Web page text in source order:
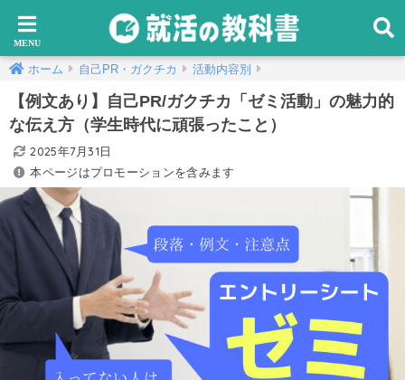
ホーム 自己PR・ガクチカ 活動内容別
【例文あり】自己PR/ガクチカ「ゼミ活動」の魅力的
な伝え方（学生時代に頑張ったこと）
2025年7月31日
本ページはプロモーションを含みます